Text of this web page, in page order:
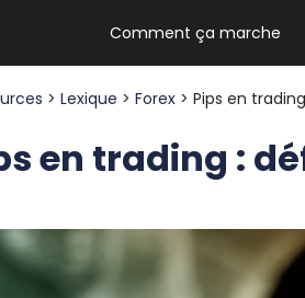
Comment ça marche
>Lexique >Forex > Pips en
en trading :